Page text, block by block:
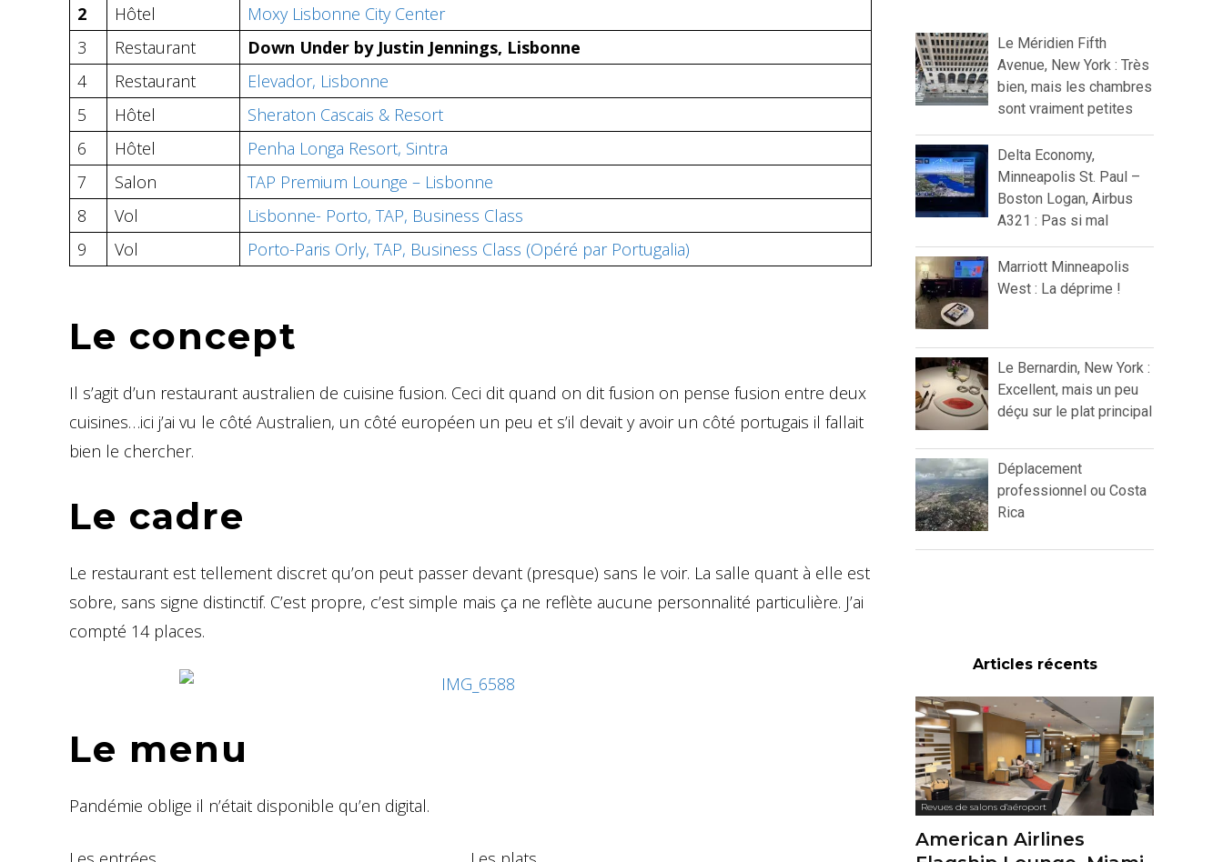
2
Hôtel
Moxy Lisbonne City Center
3
Restaurant
Down Under by Justin Jennings, Lisbonne
4
Restaurant
Elevador, Lisbonne
5
Hôtel
Sheraton Cascais & Resort
6
Hôtel
Penha Longa Resort, Sintra
7
Salon
TAP Premium Lounge – Lisbonne
8
Vol
Lisbonne- Porto, TAP, Business Class
9
Vol Porto-Paris Orly, TAP, Business Class (Opéré par Portugalia)
Le concept
Il s’agit d’un restaurant australien de cuisine fusion. Ceci dit quand on dit fusion on pense fusion entre deux
cuisines…ici j’ai vu le côté Australien, un côté européen un peu et s’il devait y avoir un côté portugais il fallait
bien le chercher.
Le cadre
Le restaurant est tellement discret qu’on peut passer devant (presque) sans le voir. La salle quant à elle est
sobre, sans signe distinctif. C’est propre, c’est simple mais ça ne reflète aucune personnalité particulière. J’ai
compté 14 places.
Le menu
Pandémie oblige il n’était disponible qu’en digital.
Le Méridien Fifth
Avenue, New York : Très
bien, mais les chambres
sont vraiment petites
Delta Economy,
Minneapolis St. Paul –
Boston Logan, Airbus
A321 : Pas si mal
Marriott Minneapolis
West : La déprime !
Le Bernardin, New York :
Excellent, mais un peu
déçu sur le plat principal
Déplacement
professionnel ou Costa
Rica
Articles récents
Revues de salons d'aéroport
American Airlines